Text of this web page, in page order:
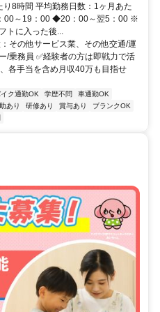
8時間 平均勤務日数：1ヶ月あた
00～19：00 ◆20：00～翌5：00 ※
トに入った後...
その他サービス業、その他交通/運
/乗務員 ✅経験者の方は即戦力で活
各手当を含め月収40万も目指せ
ク通勤OK 学歴不問
車通勤OK
あり 研修あり 賞与あり
ブランクOK